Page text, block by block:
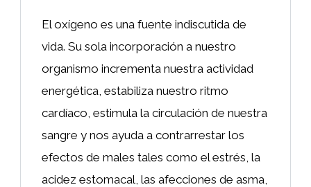
El oxígeno es una fuente indiscutida de
vida. Su sola incorporación a nuestro
organismo incrementa nuestra actividad
energética, estabiliza nuestro ritmo
cardíaco, estimula la circulación de nuestra
sangre y nos ayuda a contrarrestar los
efectos de males tales como el estrés, la
acidez estomacal, las afecciones de asma,